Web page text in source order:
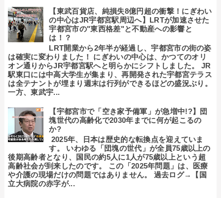
【東武百貨店、純損失8億円超の衝撃！にぎわい
の中心はJR宇都宮駅周辺へ】LRTが加速させた
宇都宮市の"東西格差"と不動産への影響と
は！？
LRT開業から2年半が経過し、宇都宮市の街の姿
は確実に変わりました！ にぎわいの中心は、かつてのオリ
オン通りからJR宇都宮駅へと明らかにシフトしました。 JR
駅東口には中高大学生が集まり、再開発された宇都宮テラス
は全テナントが埋まり週末は行列ができるほどの盛況ぶり。
一方、東武宇...
【宇都宮市で「空き家予備軍」が急増中!?】団
塊世代の高齢化で2030年までに何が起こるの
か?
2025年、日本は歴史的な転換点を迎えていま
す。 いわゆる「団塊の世代」が全員75歳以上の
後期高齢者となり、国民の約5人に1人が75歳以上という超
高齢社会が到来したのです。 この「2025年問題」は、医療
や介護の現場だけの問題ではありません。 過去ログ→【国
立大病院の赤字が...